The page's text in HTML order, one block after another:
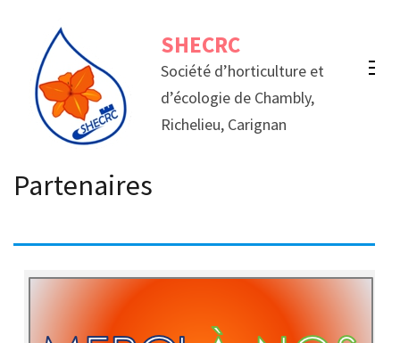
contenu
(Pressez
SHECRC
Société d’horticulture et
d’écologie de Chambly,
Richelieu, Carignan
Partenaires